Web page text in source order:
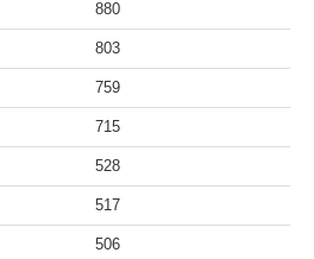
880
803
759
715
528
517
506